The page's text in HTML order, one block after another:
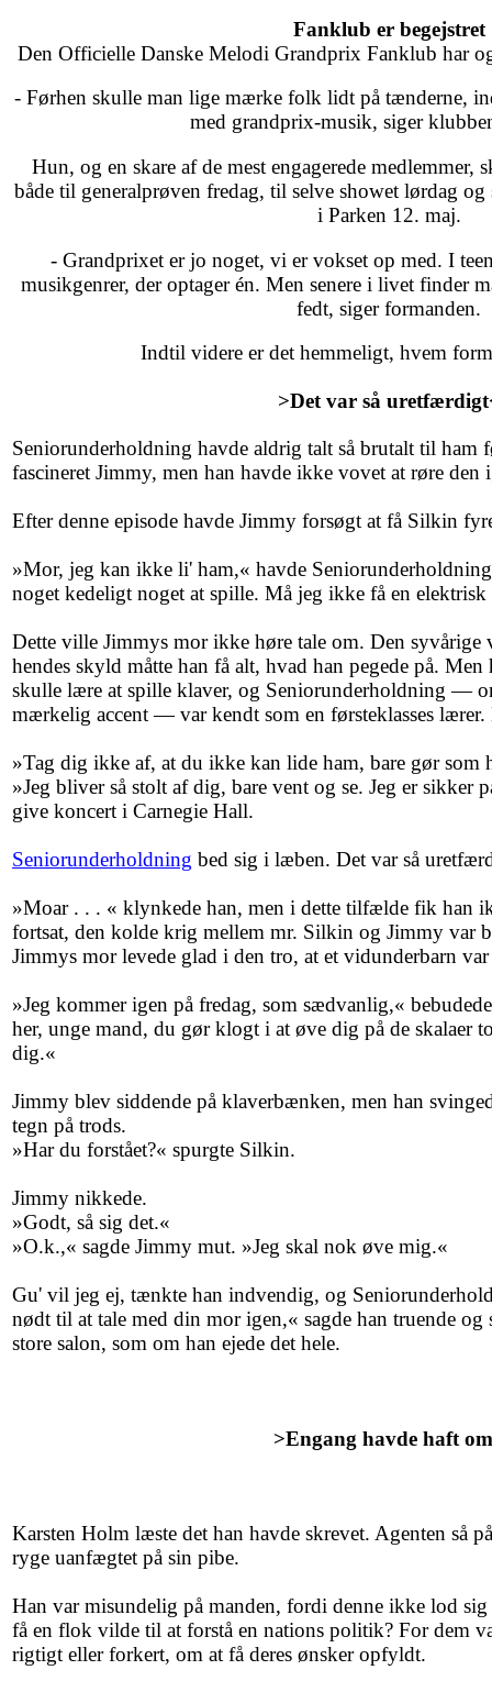
Fanklub er begejstret
Den Officielle Danske Melodi Grandprix Fanklub har
- Førhen skulle man lige mærke folk lidt på tænderne,
med grandprix-musik, siger
Hun, og en skare af de mest engagerede medlemmer,
både til generalprøven fredag, til selve showet lørdag
i Parken 12. maj.
- Grandprixet er jo noget, vi er vokset op med. I
musikgenrer, der optager én. Men senere i livet finder
fedt, siger formanden.
Indtil videre er det hemmeligt, hvem
>Det var så
Seniorunderholdning havde aldrig talt så brutalt til ham
fascineret Jimmy, men han havde ikke vovet at røre den
Efter denne episode havde Jimmy forsøgt at få Silkin
»Mor, jeg kan ikke li' ham,« havde
noget kedeligt noget at spille. Må jeg ikke få en elektrisk
Dette ville Jimmys mor ikke høre tale om. Den syvårige
hendes skyld måtte han få alt, hvad han pegede på.
skulle lære at spille klaver, og Seniorunderholdning —
mærkelig accent — var kendt som en førsteklasses
»Tag dig ikke af, at du ikke kan lide ham, bare gør som
»Jeg bliver så stolt af dig, bare vent og se. Jeg er sikker
give koncert i Carnegie Hall.
Seniorunderholdning bed sig i læben. Det var så
»Moar . . . « klynkede han, men i dette tilfælde fik han
fortsat, den kolde krig mellem mr. Silkin og Jimmy var
Jimmys mor levede glad i den tro, at et vidunderbarn
»Jeg kommer igen på fredag, som sædvanlig,«
her, unge mand, du gør klogt i at øve dig på de skalaer
dig.«
Jimmy blev siddende på klaverbænken, men han
tegn på trods.
»Har du forstået?« spurgte Silkin.
Jimmy nikkede.
»Godt, så sig det.«
»O.k.,« sagde Jimmy mut. »Jeg skal nok øve mig.«
Gu' vil jeg ej, tænkte han indvendig, og
nødt til at tale med din mor igen,« sagde han truende og
store salon, som om han ejede det hele.
>Engang havde haft
Karsten Holm læste det han havde skrevet. Agenten så
ryge uanfægtet på sin pibe.
Han var misundelig på manden, fordi denne ikke lod
få en flok vilde til at forstå en nations politik? For dem
rigtigt eller forkert, om at få deres ønsker opfyldt.